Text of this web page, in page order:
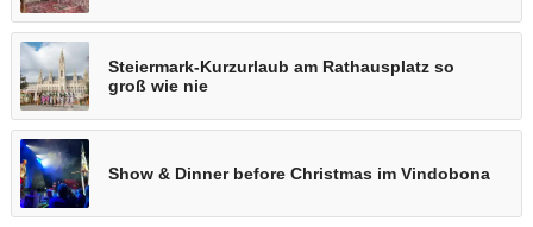
Steiermark-Kurzurlaub am Rathausplatz so
groß wie nie
Show & Dinner before Christmas im Vindobona